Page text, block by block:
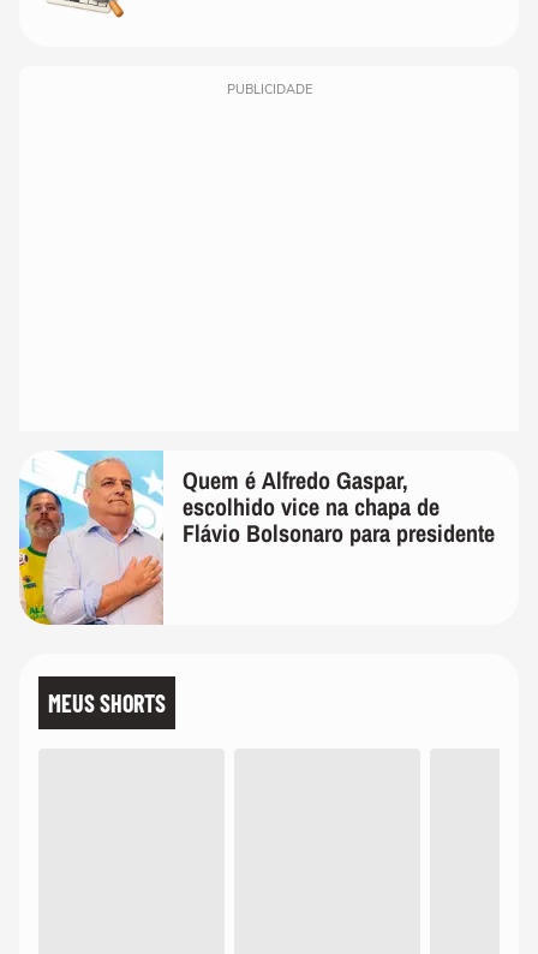
PUBLICIDADE
Quem é Alfredo Gaspar,
escolhido vice na chapa de
Flávio Bolsonaro para presidente
MEUS SHORTS